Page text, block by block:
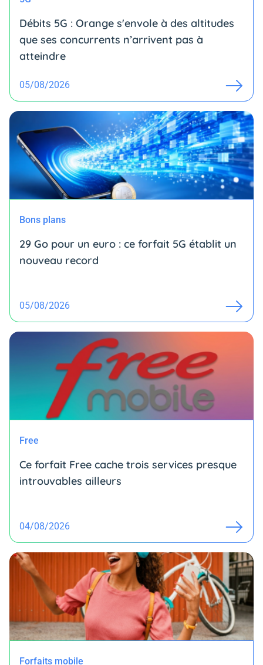
Débits 5G : Orange s'envole à des altitudes
que ses concurrents n’arrivent pas à
atteindre
05/08/2026
Bons plans
29 Go pour un euro : ce forfait 5G établit un
nouveau record
05/08/2026
Free
Ce forfait Free cache trois services presque
introuvables ailleurs
04/08/2026
Forfaits mobile